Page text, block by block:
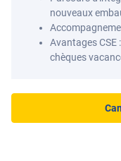
nouveaux
Avantages CSE
chèques